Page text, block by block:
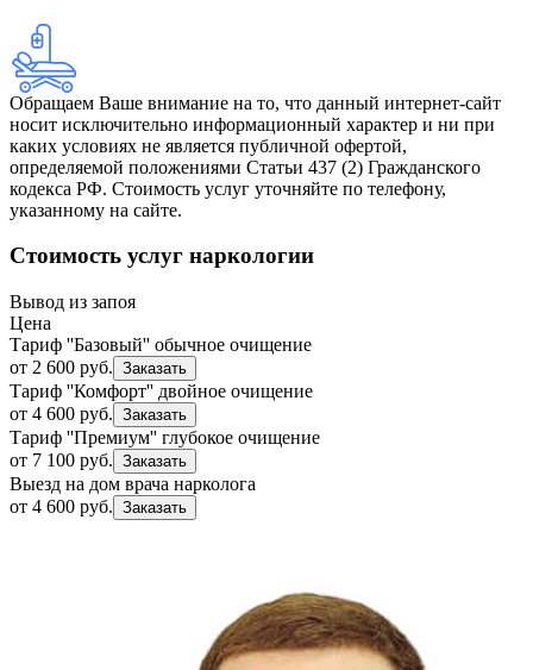
Обращаем Ваше внимание на то, что данный интернет-сайт
носит исключительно информационный характер и ни при
каких условиях не является публичной офертой,
определяемой положениями Статьи 437 (2) Гражданского
кодекса РФ. Стоимость услуг уточняйте по телефону,
указанному на сайте.
Стоимость услуг наркологии
Вывод из запоя
Цена
Тариф ''Базовый'' обычное очищение
от 2 600 руб. Заказать
Тариф ''Комфорт'' двойное очищение
от 4 600 руб. Заказать
Тариф ''Премиум'' глубокое очищение
от 7 100 руб. Заказать
Выезд на дом врача нарколога
от 4 600 руб. Заказать